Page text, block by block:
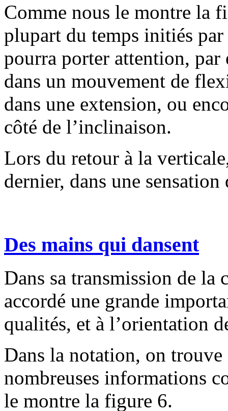
Comme nous le montre la
plupart du temps initiés
pourra porter attention, par
dans un mouvement de
dans une extension, ou
côté de l’inclinaison.
Lors du retour à la
dernier, dans une sensation
Des mains qui dansent
Dans sa transmission de
accordé une grande
qualités, et à l’orientation
Dans la notation, on trouve
nombreuses informations
le montre la figure 6.